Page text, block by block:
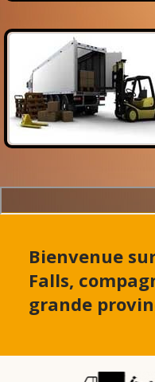
Bienvenue
Falls,
grande